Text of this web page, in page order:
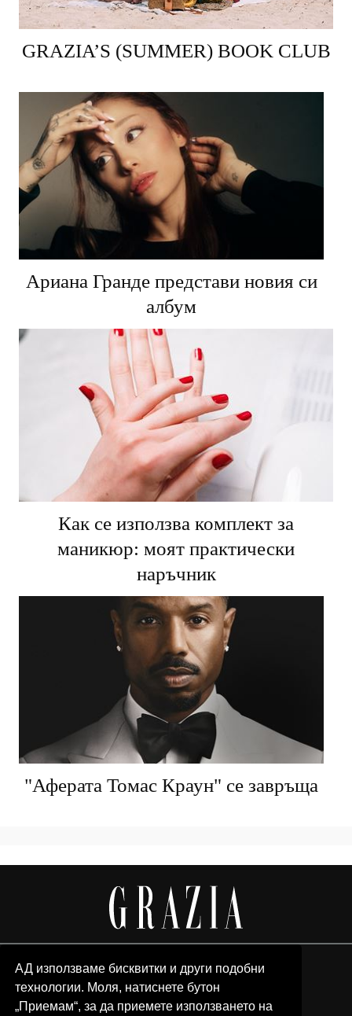
АД използваме бисквитки и други подобни
технологии. Моля, натиснете бутон
„Приемам“, за да приемете използването на
GRAZIA’S (SUMMER) BOOK CLUB
Ариана Гранде представи новия си
албум
Как се използва комплект за
маникюр: моят практически
наръчник
"Аферата Томас Краун" се завръща